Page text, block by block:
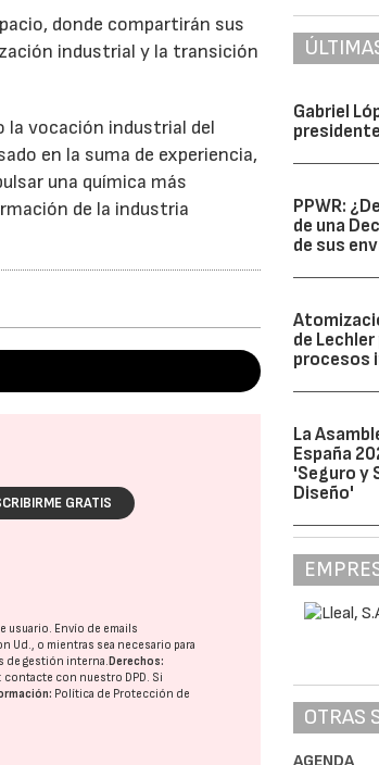
donde compartirán sus
industrial y la transición
la vocación industrial del
en la suma de experiencia,
una química más
de la industria
GRATIS
usuario. Envío de emails
Ud., o mientras sea necesario para
de gestión interna.Derechos:
contacte con nuestro DPD. Si
Política de Protección de
Gabriel
PPWR:
de una
de sus
de
procesos
La
España
'Seguro y
Diseño'
OTRAS